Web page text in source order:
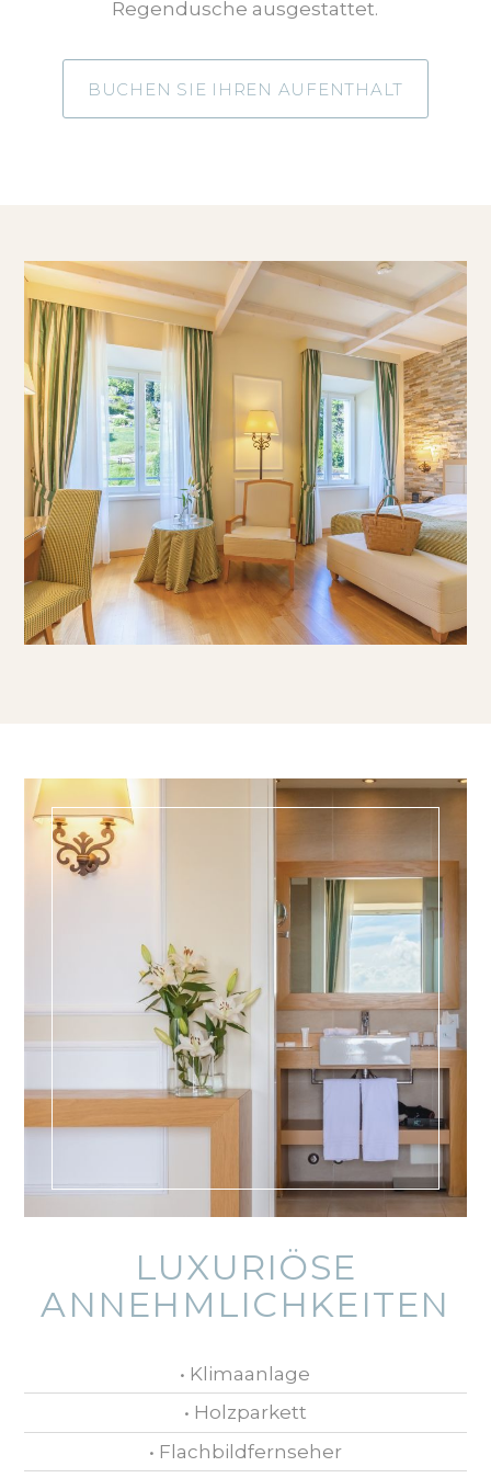
Regendusche ausgestattet.
BUCHEN SIE IHREN AUFENTHALT
LUXURIÖSE
ANNEHMLICHKEITEN
• Klimaanlage
• Holzparkett
• Flachbildfernseher